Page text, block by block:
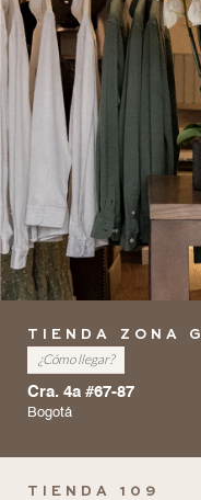
TIENDA ZONA G
¿Cómo llegar?
Cra. 4a #67-87
Bogotá
TIENDA 109